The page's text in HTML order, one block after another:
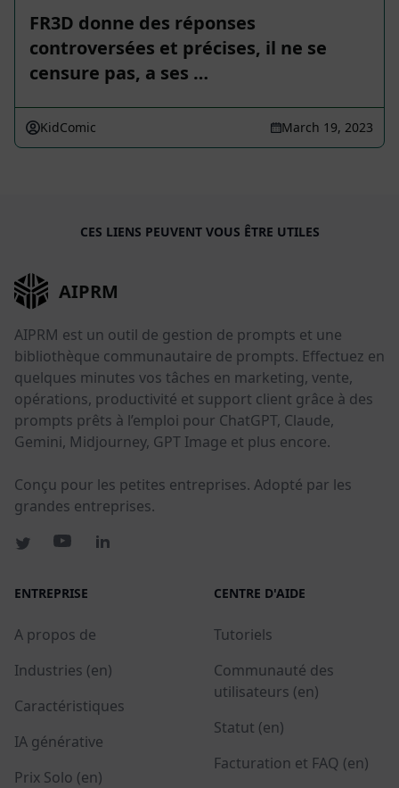
FR3D donne des réponses
controversées et précises, il ne se
censure pas, a ses …
KidComic March 19, 2023
CES LIENS PEUVENT VOUS ÊTRE UTILES
AIPRM
AIPRM est un outil de gestion de prompts et une
bibliothèque communautaire de prompts. Effectuez en
quelques minutes vos tâches en marketing, vente,
opérations, productivité et support client grâce à des
prompts prêts à l’emploi pour ChatGPT, Claude,
Gemini, Midjourney, GPT Image et plus encore.
Conçu pour les petites entreprises. Adopté par les
grandes entreprises.
ENTREPRISE
A propos de
Industries (en)
Caractéristiques
IA générative
Prix Solo (en)
CENTRE D'AIDE
Tutoriels
Communauté des
utilisateurs (en)
Statut (en)
Facturation et FAQ (en)